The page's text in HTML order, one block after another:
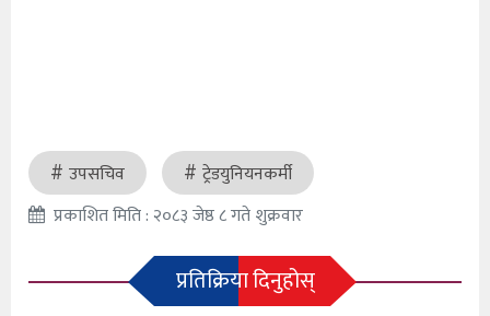
उपसचिव
ट्रेडयुनियनकर्मी
प्रकाशित मिति : २०८३ जेष्ठ ८ गते शुक्रवार
प्रतिक्रिया दिनुहोस्